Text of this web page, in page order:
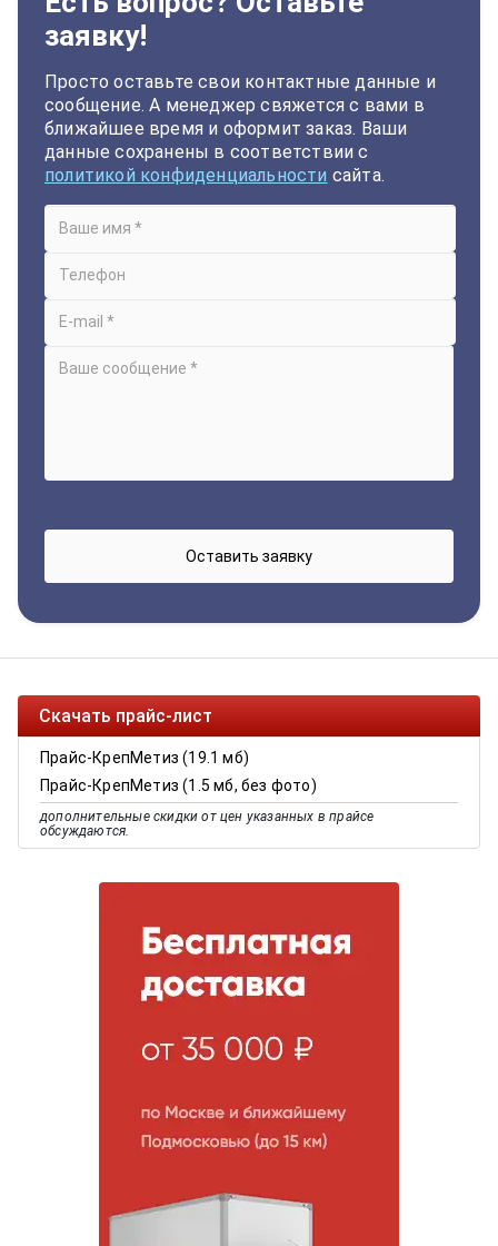
заявку!
Просто оставьте свои контактные данные и
сообщение. А менеджер свяжется с вами в
ближайшее время и оформит заказ. Ваши
данные сохранены в соответствии с
политикой конфиденциальности сайта.
Скачать прайс-лист
Прайс-КрепМетиз (19.1 мб)
Прайс-КрепМетиз (1.5 мб, без фото)
дополнительные скидки от цен указанных в прайсе
обсуждаются.